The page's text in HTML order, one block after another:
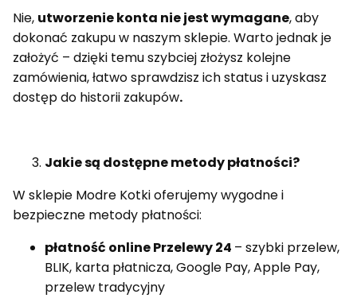
Nie, utworzenie konta nie jest wymagane, aby
dokonać zakupu w naszym sklepie. Warto jednak je
założyć – dzięki temu szybciej złożysz kolejne
zamówienia, łatwo sprawdzisz ich status i uzyskasz
dostęp do historii zakupów.
Jakie są dostępne metody płatności?
W sklepie Modre Kotki oferujemy wygodne i
bezpieczne metody płatności:
płatność online Przelewy 24 – szybki przelew,
BLIK, karta płatnicza, Google Pay, Apple Pay,
przelew tradycyjny